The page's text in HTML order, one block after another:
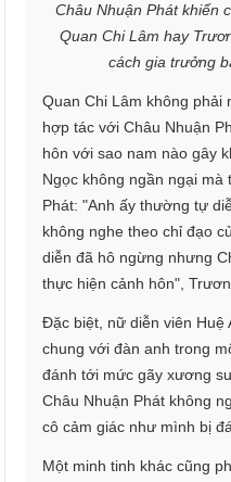
Châu Nhuận Phát khiến
Quan Chi Lâm hay
cách gia trưởng
Quan Chi Lâm không phải
hợp tác với Châu Nhuận
hôn với sao nam nào gây
Ngọc không ngần ngại mà
Phát: "Anh ấy thường tự
không nghe theo chỉ đạo
diễn đã hô ngừng nhưng
thực hiện cảnh hôn",
Đặc biệt, nữ diễn viên Huệ
chung với đàn anh trong
đánh tới mức gãy xương
Châu Nhuận Phát không
cô cảm giác như mình bị
Một minh tinh khác cũng